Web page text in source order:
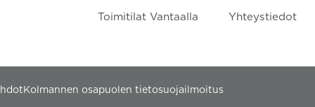
Toimitilat Vantaalla Yhteystiedot
Kolmannen osapuolen tietosuojailmoitus